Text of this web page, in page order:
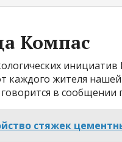
Компас
инициатив
каждого жителя
в сообщении
стяжек